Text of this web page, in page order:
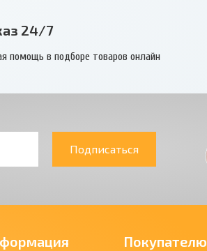
24/7
помощь в подборе товаров онлайн
Подписаться
Покупателю